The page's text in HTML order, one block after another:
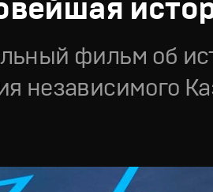
фильм об
независимого